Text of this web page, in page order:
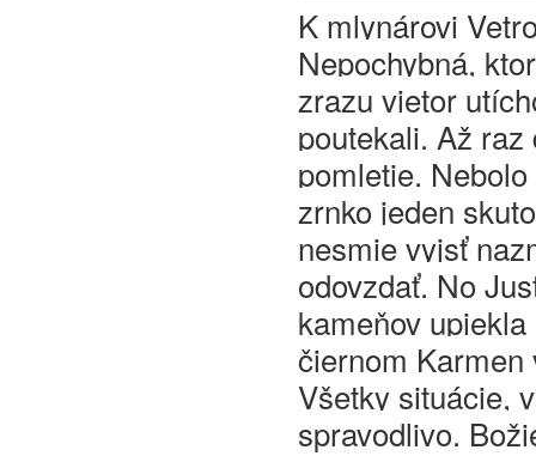
K mlynárovi
Nepochybná,
zrazu vietor
poutekali. Až
pomletie.
zrnko jeden
nesmie vyjsť
odovzdať. No
kameňov
čiernom
Všetky situácie,
spravodlivo.